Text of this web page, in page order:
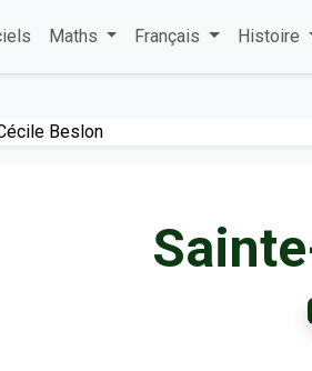
Maths Français Histoire
Beslon